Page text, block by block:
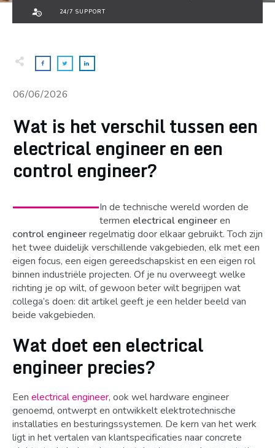
24/7 SUPPORT
06/06/2026
Wat is het verschil tussen een
electrical engineer en een
control engineer?
In de technische wereld worden de
termen electrical engineeren
control engineerregelmatig door elkaar gebruikt. Toch zijn
het twee duidelijk verschillende vakgebieden, elk met een
eigen focus, een eigen gereedschapskist en een eigen rol
binnen industriële projecten. Of je nu overweegt welke
richting je op wilt, of gewoon beter wilt begrijpen wat
collega’s doen: dit artikel geeft je een helder beeld van
beide vakgebieden.
Wat doet een electrical
engineer precies?
Een electrical engineer, ook wel hardware engineer
genoemd, ontwerpt en ontwikkelt elektrotechnische
installaties en besturingssystemen. De kern van het werk
ligt in het vertalen van klantspecificaties naar concrete